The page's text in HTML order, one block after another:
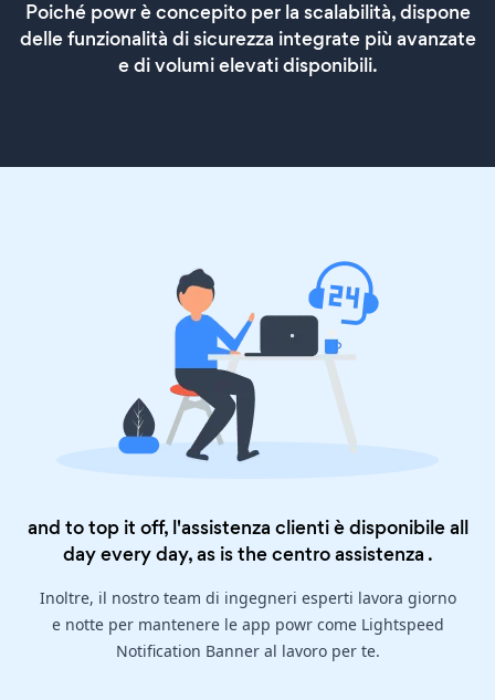
Poiché powr è concepito per la scalabilità, dispone
delle funzionalità di sicurezza integrate più avanzate
e di volumi elevati disponibili.
and to top it off, l'assistenza clienti è disponibile all
day every day, as is thecentro assistenza .
Inoltre, il nostro team di ingegneri esperti lavora giorno
e notte per mantenere le app powr come Lightspeed
Notification Banner al lavoro per te.